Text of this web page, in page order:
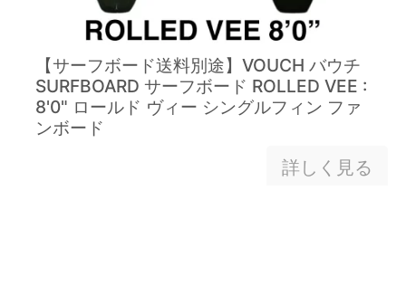
【サーフボード送料別途】VOUCH バウチ
SURFBOARD サーフボード ROLLED VEE :
8'0" ロールド ヴィー シングルフィン ファ
ンボード
詳しく見る